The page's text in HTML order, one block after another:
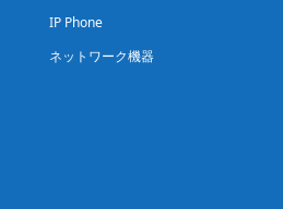
IP Phone
ネットワーク機器